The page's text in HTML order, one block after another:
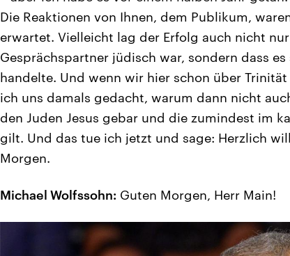
Die Reaktionen von Ihnen, dem Publikum,
erwartet. Vielleicht lag der Erfolg auch nicht
Gesprächspartner jüdisch war, sondern dass
handelte. Und wenn wir hier schon über
ich uns damals gedacht, warum dann nicht
den Juden Jesus gebar und die zumindest im
gilt. Und das tue ich jetzt und sage: Herzlich
Morgen.
Michael Wolfssohn: Guten Morgen, Herr Main!